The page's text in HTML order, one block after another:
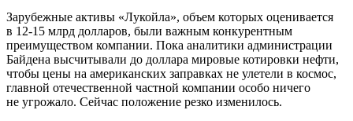
Зарубежные активы «Лукойла», объем которых оценивается
в 12-15 млрд долларов, были важным конкурентным
преимуществом компании. Пока аналитики администрации
Байдена высчитывали до доллара мировые котировки нефти,
чтобы цены на американских заправках не улетели в космос,
главной отечественной частной компании особо ничего
не угрожало. Сейчас положение резко изменилось.